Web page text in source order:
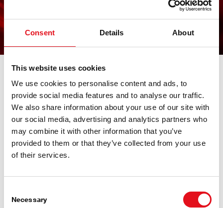
Consent Details About
This website uses cookies
We use cookies to personalise content and ads, to
provide social media features and to analyse our traffic.
We also share information about your use of our site with
our social media, advertising and analytics partners who
may combine it with other information that you’ve
provided to them or that they’ve collected from your use
of their services.
Selection
Necessary
variables como la posición, el consumo de energía y la
carga para dar un mayor control.
Todo bajo control
con los productos febi para gestión de
motor